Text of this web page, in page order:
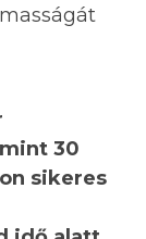
30
sikeres